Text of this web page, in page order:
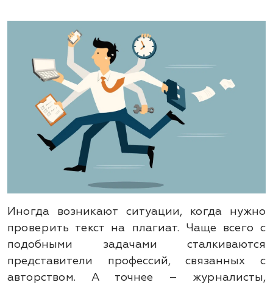
Иногда возникают ситуации, когда нужно
проверить текст на плагиат. Чаще всего с
подобными задачами сталкиваются
представители профессий, связанных с
авторством. А точнее – журналисты,